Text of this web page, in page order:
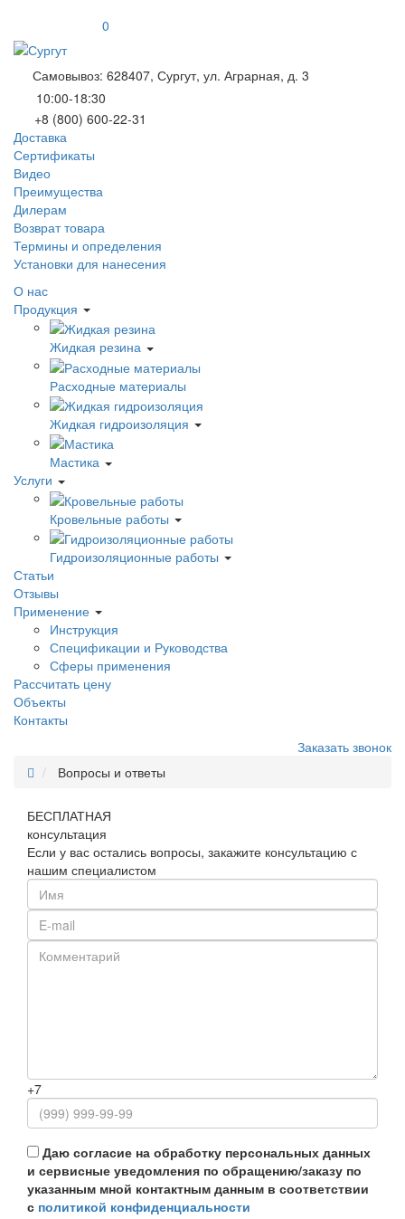
0
Самовывоз: 628407, Сургут, ул. Аграрная, д. 3
10:00-18:30
+8 (800) 600-22-31
Доставка
Сертификаты
Видео
Преимущества
Дилерам
Возврат товара
Термины и определения
Установки для нанесения
О нас
Продукция
Жидкая резина
Расходные материалы
Жидкая гидроизоляция
Мастика
Услуги
Кровельные работы
Гидроизоляционные работы
Статьи
Отзывы
Применение
Инструкция
Спецификации и Руководства
Сферы применения
Рассчитать цену
Объекты
Контакты
Заказать звонок
Вопросы и ответы
БЕСПЛАТНАЯ
консультация
Если у вас остались вопросы, закажите консультацию с
нашим специалистом
+7
Даю согласие на обработку персональных данных
и сервисные уведомления по обращению/заказу по
указанным мной контактным данным в соответствии
с политикой конфиденциальности